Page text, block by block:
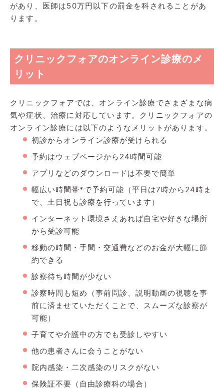
があり、医師は50万円以下の罰金を科されることがあ
ります。
クリニックフォアのオンライン診療のメ
リット
クリニックフォアでは、オンライン診療でさまざまな病
気や症状、治療に対応しています。クリニックフォアの
オンライン診療には以下のようなメリットがあります。
初診からオンライン診療が受けられる
予約はウェブページから24時間可能
アプリなどのダウンロードは不要で簡単
幅広い時間帯*で予約可能（平日は7時から24時ま
で、土日祝も診療を行っています）
インターネット環境さえあれば自宅や好きな場所
から受診可能
移動の時間・手間・交通費などのお金が大幅に節
約できる
診察待ち時間が少ない
診察時間も短め（事前問診、説明動画の視聴を事
前に済ませていただくことで、スムーズな診察が
可能）
子育てや介護中の方でも受診しやすい
他の患者さんに会うことがない
院内感染・二次感染のリスクがない
保険証不要（自由診療科の場合）